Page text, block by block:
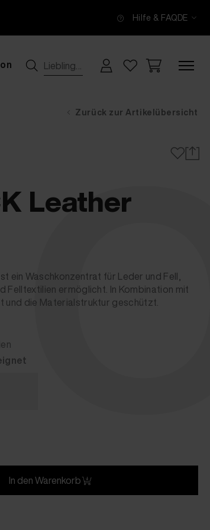
Hilfe & FAQDE
Zurück zur Artikelübersicht
Leather
ein Waschkonzentrat für Leder und Fell,
Felltextilien ermöglicht. In Kombination mit
und die Materialstruktur geschützt.
In den Warenkorb